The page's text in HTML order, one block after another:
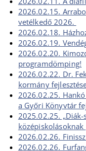
2026.02.15.
vetélkedő 2026.
2026.02.18.
2026.02.19.
2026.02.20.
programdömping!
2026.02.22. Dr.
kormány
2026.02.25.
a Győri Könyvtár
2025.02.25. „Diák-
középiskolásoknak
2026.02.26.
2026.02.26.